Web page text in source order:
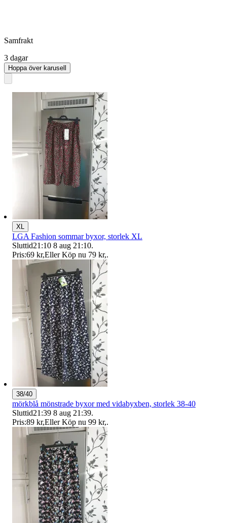
Samfrakt
3 dagar
Hoppa över karusell
XL
LGA Fashion sommar byxor, storlek XL
Sluttid21:10 8 aug 21:10.
Pris:69 kr,Eller Köp nu 79 kr,.
38/40
mörkblå mönstrade byxor med vidabyxben, storlek 38-40
Sluttid21:39 8 aug 21:39.
Pris:89 kr,Eller Köp nu 99 kr,.